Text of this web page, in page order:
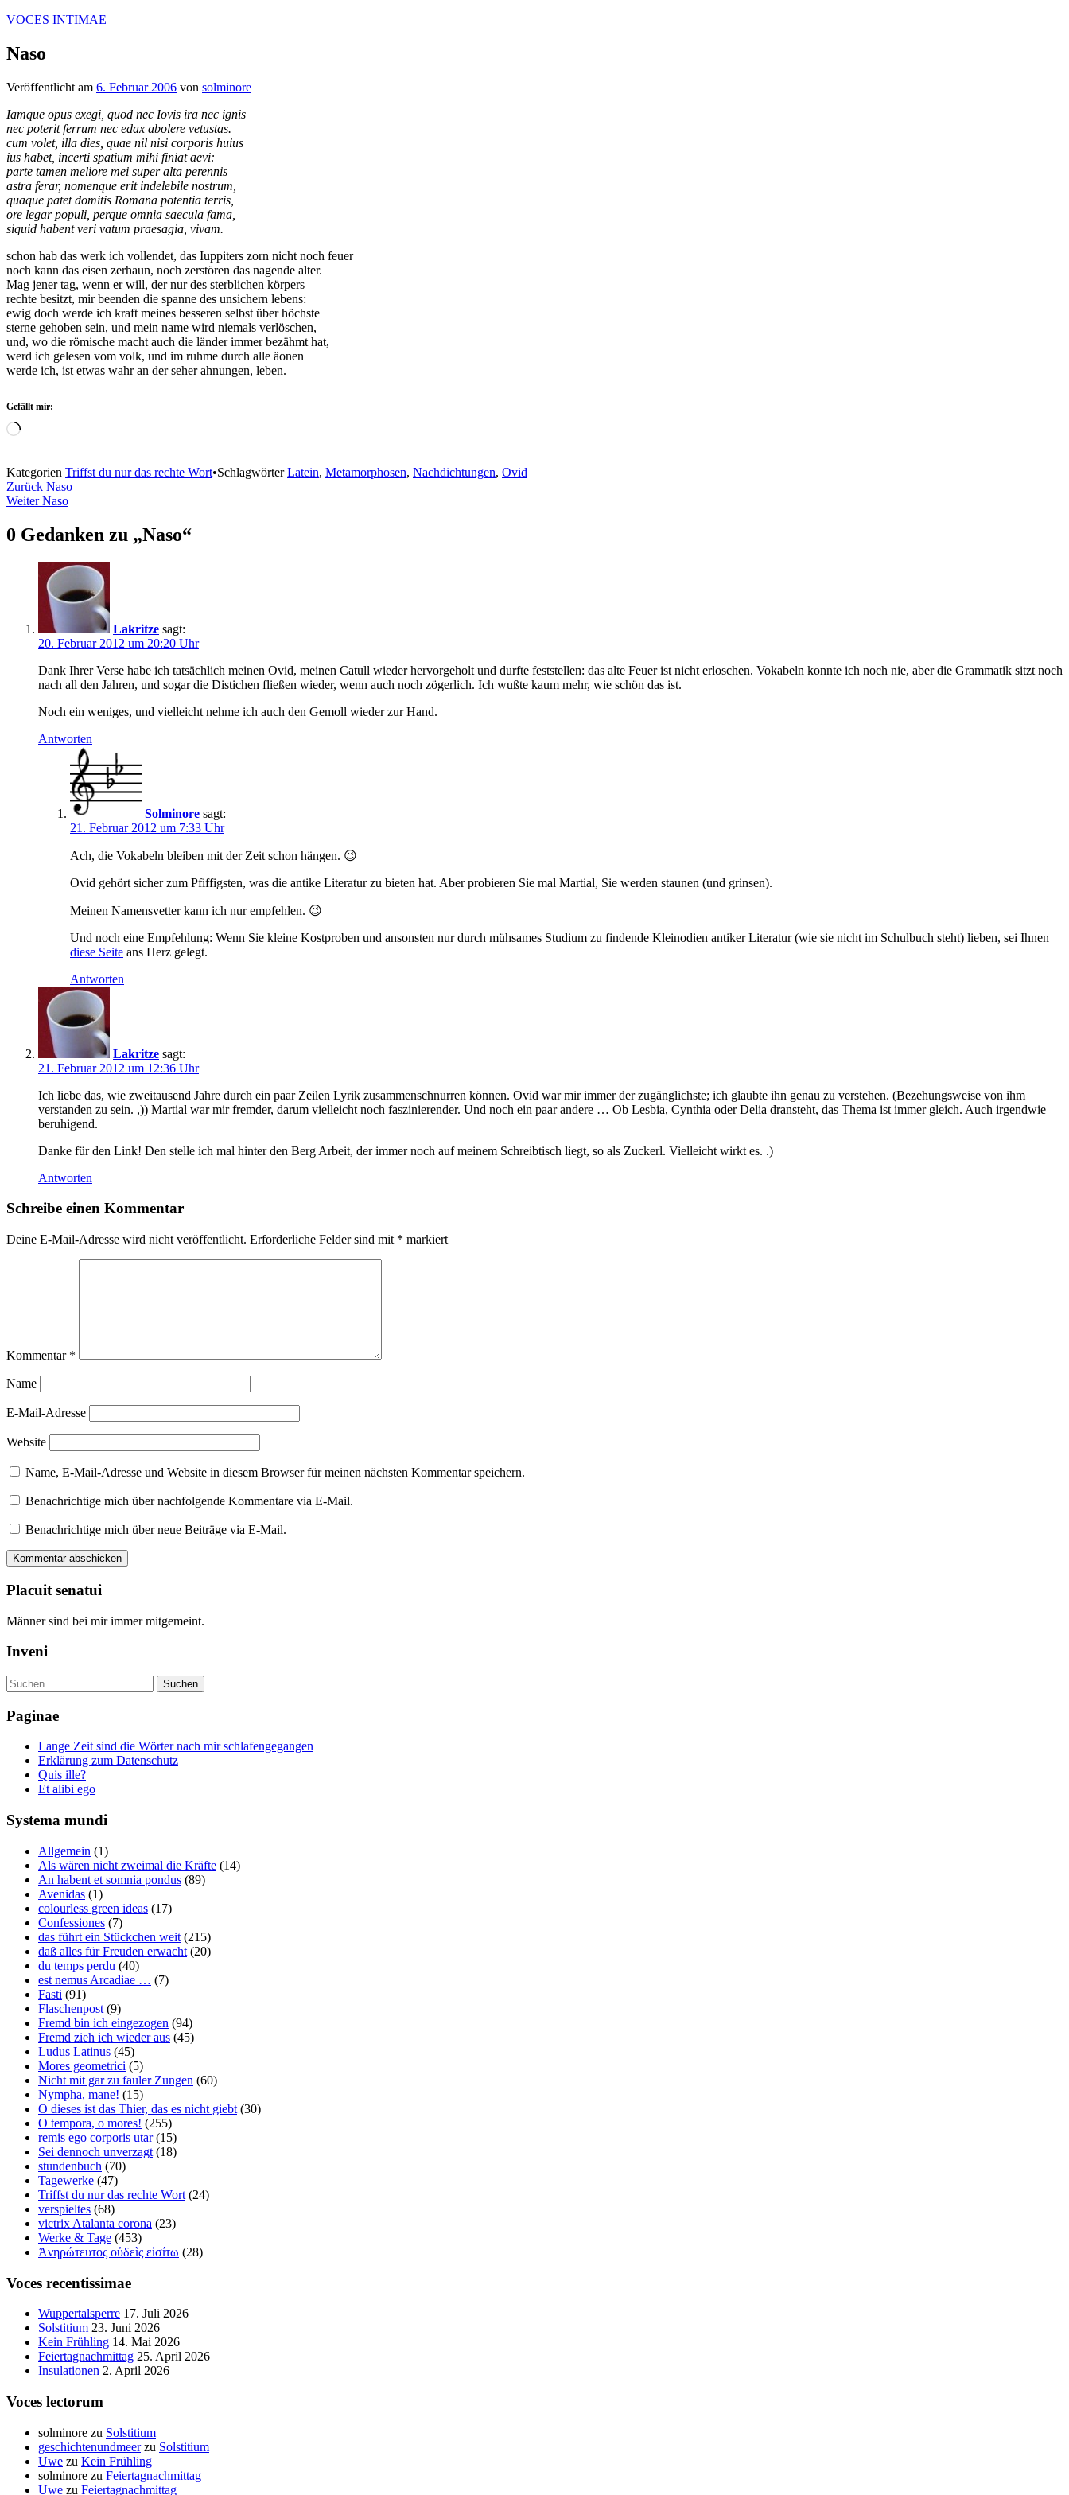
Zum
springen
VOCES INTIMAE
Naso
Veröffentlicht am 6. Februar 2006 von solminore
Iamque opus exegi, quod nec Iovis ira nec ignis
nec poterit ferrum nec edax abolere vetustas.
cum volet, illa dies, quae nil nisi corporis huius
ius habet, incerti spatium mihi finiat aevi:
parte tamen meliore mei super alta perennis
astra ferar, nomenque erit indelebile nostrum,
quaque patet domitis Romana potentia terris,
ore legar populi, perque omnia saecula fama,
siquid habent veri vatum praesagia, vivam.
schon hab das werk ich vollendet, das Iuppiters zorn nicht noch feuer
noch kann das eisen zerhaun, noch zerstören das nagende alter.
Mag jener tag, wenn er will, der nur des sterblichen körpers
rechte besitzt, mir beenden die spanne des unsichern lebens:
ewig doch werde ich kraft meines besseren selbst über höchste
sterne gehoben sein, und mein name wird niemals verlöschen,
und, wo die römische macht auch die länder immer bezähmt hat,
werd ich gelesen vom volk, und im ruhme durch alle äonen
werde ich, ist etwas wahr an der seher ahnungen, leben.
Gefällt mir:
Wird
Kategorien Triffst du nur das rechte Wort•SchlagwörterLatein, Metamorphosen, Nachdichtungen, Ovid
Beitragsnavigation
Zurück Naso
Weiter Naso
0 Gedanken zu „Naso“
Lakritze sagt:
20. Februar 2012 um 20:20 Uhr
Dank Ihrer Verse habe ich tatsächlich meinen Ovid, meinen Catull wieder hervorgeholt und durfte feststellen: das alte Feuer ist nicht erloschen. Vokabeln konnte ich noch nie, aber die Grammatik sitzt noch
nach all den Jahren, und sogar die Distichen fließen wieder, wenn auch noch zögerlich. Ich wußte kaum mehr, wie schön das ist.
Noch ein weniges, und vielleicht nehme ich auch den Gemoll wieder zur Hand.
Antworten
Solminore sagt:
21. Februar 2012 um 7:33 Uhr
Ach, die Vokabeln bleiben mit der Zeit schon hängen. 😉
Ovid gehört sicher zum Pfiffigsten, was die antike Literatur zu bieten hat. Aber probieren Sie mal Martial, Sie werden staunen (und grinsen).
Meinen Namensvetter kann ich nur empfehlen. 😉
Und noch eine Empfehlung: Wenn Sie kleine Kostproben und ansonsten nur durch mühsames Studium zu findende Kleinodien antiker Literatur (wie sie nicht im Schulbuch steht) lieben, sei Ihnen
diese Seite ans Herz gelegt.
Antworten
Lakritze sagt:
21. Februar 2012 um 12:36 Uhr
Ich liebe das, wie zweitausend Jahre durch ein paar Zeilen Lyrik zusammenschnurren können. Ovid war mir immer der zugänglichste; ich glaubte ihn genau zu verstehen. (Bezehungsweise von ihm
verstanden zu sein. ,)) Martial war mir fremder, darum vielleicht noch faszinierender. Und noch ein paar andere … Ob Lesbia, Cynthia oder Delia dransteht, das Thema ist immer gleich. Auch irgendwie
beruhigend.
Danke für den Link! Den stelle ich mal hinter den Berg Arbeit, der immer noch auf meinem Schreibtisch liegt, so als Zuckerl. Vielleicht wirkt es. .)
Antworten
Schreibe einen Kommentar
Deine E-Mail-Adresse wird nicht veröffentlicht. Erforderliche Felder sind mit * markiert
Kommentar *
Name
E-Mail-Adresse
Website
Name, E-Mail-Adresse und Website in diesem Browser für meinen nächsten Kommentar speichern.
Benachrichtige mich über nachfolgende Kommentare via E-Mail.
Benachrichtige mich über neue Beiträge via E-Mail.
Placuit senatui
Männer sind bei mir immer mitgemeint.
Inveni
Suchen
nach:
Paginae
Lange Zeit sind die Wörter nach mir schlafengegangen
Erklärung zum Datenschutz
Quis ille?
Et alibi ego
Systema mundi
Allgemein (1)
Als wären nicht zweimal die Kräfte (14)
An habent et somnia pondus (89)
Avenidas (1)
colourless green ideas (17)
Confessiones (7)
das führt ein Stückchen weit (215)
daß alles für Freuden erwacht (20)
du temps perdu (40)
est nemus Arcadiae … (7)
Fasti (91)
Flaschenpost (9)
Fremd bin ich eingezogen (94)
Fremd zieh ich wieder aus (45)
Ludus Latinus (45)
Mores geometrici (5)
Nicht mit gar zu fauler Zungen (60)
Nympha, mane! (15)
O dieses ist das Thier, das es nicht giebt (30)
O tempora, o mores! (255)
remis ego corporis utar(15)
Sei dennoch unverzagt (18)
stundenbuch (70)
Tagewerke (47)
Triffst du nur das rechte Wort (24)
verspieltes (68)
victrix Atalanta corona (23)
Werke & Tage (453)
Ἀνηρώτευτος οὐδεὶς εἰσίτω (28)
Voces recentissimae
Wuppertalsperre 17. Juli 2026
Solstitium 23. Juni 2026
Kein Frühling 14. Mai 2026
Feiertagnachmittag 25. April 2026
Insulationen 2. April 2026
Voces lectorum
solminore zu Solstitium
geschichtenundmeerzu Solstitium
Uwe zu Kein Frühling
solminore zu Feiertagnachmittag
Uwe zu Feiertagnachmittag